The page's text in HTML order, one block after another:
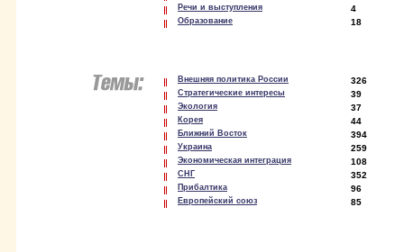
Речи и выступления 4
Образование 18
Внешняя политика России 326
Стратегические интересы 39
Экология 37
Корея 44
Ближний Восток 394
Украина 259
Экономическая интеграция 108
СНГ 352
Прибалтика 96
Европейский союз 85